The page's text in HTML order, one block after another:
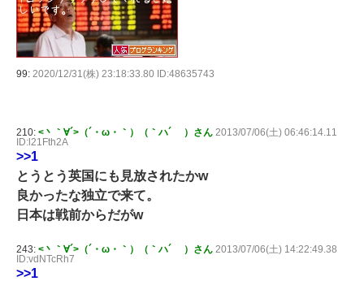
99: 2020/12/31(株) 23:18:33.80 ID:48635743
210: <丶｀∀´>（´・ω・｀）（｀ハ´ ）さん 2013/07/06(土) 06:46:14.11
ID:l21Fth2A
>>1
とうとう英国にも見放されたかw
良かったな独立で来て。
日本は戦前からだがw
243: <丶｀∀´>（´・ω・｀）（｀ハ´ ）さん 2013/07/06(土) 14:22:49.38
ID:vdNTcRh7
>>1